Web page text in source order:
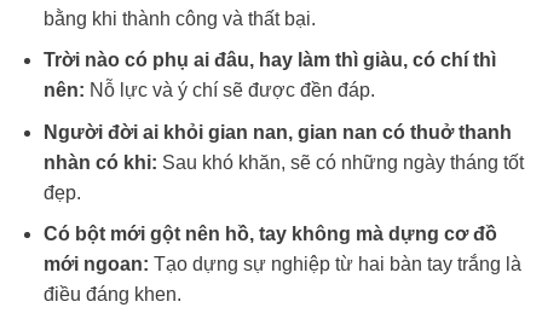
bằng khi thành công và thất bại.
Trời nào có phụ ai đâu, hay làm thì giàu, có chí thì
nên: Nỗ lực và ý chí sẽ được đền đáp.
Người đời ai khỏi gian nan, gian nan có thuở thanh
nhàn có khi: Sau khó khăn, sẽ có những ngày tháng tốt
đẹp.
Có bột mới gột nên hồ, tay không mà dựng cơ đồ
mới ngoan: Tạo dựng sự nghiệp từ hai bàn tay trắng là
điều đáng khen.